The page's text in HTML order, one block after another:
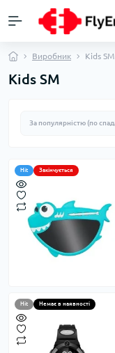
Виробник Kids SM
Kids SM
Hit Закінчується
Hit Немає в наявності